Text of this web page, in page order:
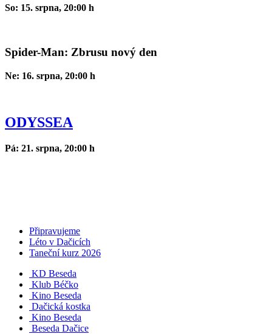
So: 15. srpna, 20:00 h
Spider-Man: Zbrusu nový den
Ne: 16. srpna, 20:00 h
ODYSSEA
Pá: 21. srpna, 20:00 h
Připravujeme
Léto v Dačicích
Taneční kurz 2026
KD Beseda
Klub Béčko
Kino Beseda
Dačická kostka
Kino Beseda
Beseda Dačice